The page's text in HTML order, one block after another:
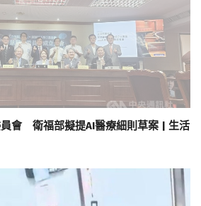
會 衛福部擬提AI醫療細則草案 | 生活